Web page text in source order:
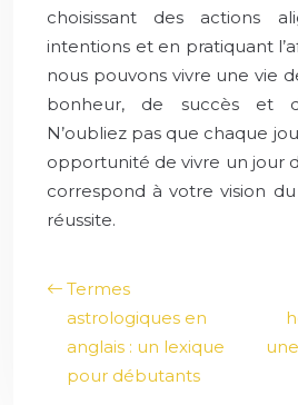
choisissant des actions
intentions et en pratiquant
nous pouvons vivre une vie
bonheur, de succès et
N’oubliez pas que chaque
opportunité de vivre un jour
correspond à votre vision
réussite.
Termes
astrologiques en
anglais : un lexique
pour débutants